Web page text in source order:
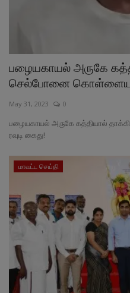
பழையகாயல் அருகே
செல்போனை
May 31, 2023 0
பழையகாயல் அருகே கத்தியால்
ரவுடி கைது!
மாவட்ட செய்தி